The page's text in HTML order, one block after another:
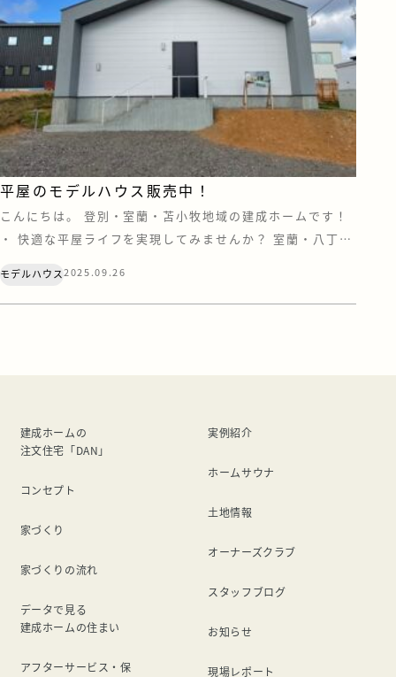
平屋のモデルハウス販売中！
こんにちは。 登別・室蘭・苫小牧地域の建成ホームです！
・ 快適な平屋ライフを実現してみませんか？ 室蘭・八丁平
的。 高級感あるのデザインながらも、暮らしやすさを考え
た間取りとなっております。 （キッチン⇔UT⇔WIC⇔寝室
モデルハウス2025.09.26
建成ホームの
注文住宅「DAN」
コンセプト
家づくり
家づくりの流れ
データで見る
建成ホームの住まい
アフターサービス・保
実例紹介
ホームサウナ
土地情報
オーナーズクラブ
スタッフブログ
お知らせ
現場レポート